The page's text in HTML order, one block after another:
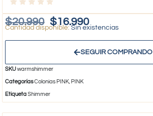
$20.990 $16.990
Sin existencias
SEGUIR COMPRANDO
SKUwarmshimmer
CategoríasColonias PINK, PINK
Etiqueta Shimmer